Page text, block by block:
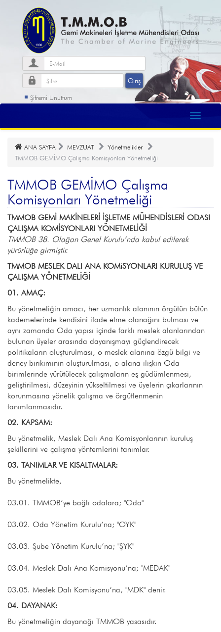
Şifremi Unuttum
ANA SAYFA MEVZUAT
Yönetmelikler
TMMOB GEMİMO Çalışma Komisyonları Yönetmeliği
TMMOB GEMİMO Çalışma
Komisyonları Yönetmeliği
TMMOB GEMİ MAKİNELERİ İŞLETME MÜHENDİSLERİ ODASI
ÇALIŞMA KOMİSYONLARI YÖNETMELİĞİ
TMMOB 38. Olağan Genel Kurulu‘nda kabul edilerek
yürürlüğe girmiştir.
TMMOB MESLEK DALI ANA KOMiSYONLARI KURULUŞ VE
ÇALIŞMA YÖNETMELİĞİ
01. AMAÇ:
Bu yönetmeliğin amacı, her uzmanlık alanının örgütün bütün
kademelerinde kendisini ifade etme olanağını bulması ve
aynı zamanda Oda yapısı içinde farklı meslek alanlarından
bulunan üyeler arasında dayanışmayı güçlendirecek
politikaların oluşturulması, o meslek alanına özgü bilgi ve
deney birikiminin oluşturulması, o alana ilişkin Oda
birimlerinde yürütülecek çalışmaların eş güdümlenmesi,
geliştirilmesi, düzeyinin yükseltilmesi ve üyelerin çıkarlarının
korunmasına yönelik çalışma ve örgütlenmenin
tanımlanmasıdır.
02. KAPSAM:
Bu yönetmelik, Meslek Dalı Ana Komisyonlarının kuruluş
şekillerini ve çalışma yöntemlerini tanımlar.
03. TANIMLAR VE KISALTMALAR:
Bu yönetmelikte,
03.01. TMMOB‘ye bağlı odalara; "Oda"
03.02. Oda Yönetim Kurulu‘na; "OYK"
03.03. Şube Yönetim Kurulu‘na; "ŞYK"
03.04. Meslek Dalı Ana Komisyonu‘na; "MEDAK"
03.05. Meslek Dalı Komisyonu‘na, "MDK" denir.
04. DAYANAK:
Bu yönetmeliğin dayanağı TMMOB yasasıdır.